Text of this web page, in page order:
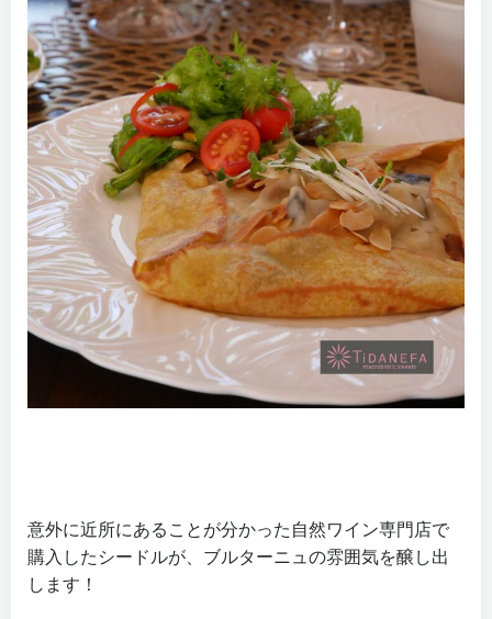
意外に近所にあることが分かった自然ワイン専門店で
購入したシードルが、ブルターニュの雰囲気を醸し出
します！